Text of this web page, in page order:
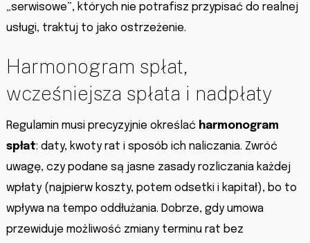
„serwisowe”, których nie potrafisz przypisać do realnej
usługi, traktuj to jako ostrzeżenie.
Harmonogram spłat,
wcześniejsza spłata i nadpłaty
Regulamin musi precyzyjnie określać harmonogram
spłat: daty, kwoty rat i sposób ich naliczania. Zwróć
uwagę, czy podane są jasne zasady rozliczania każdej
wpłaty (najpierw koszty, potem odsetki i kapitał), bo to
wpływa na tempo oddłużania. Dobrze, gdy umowa
przewiduje możliwość zmiany terminu rat bez